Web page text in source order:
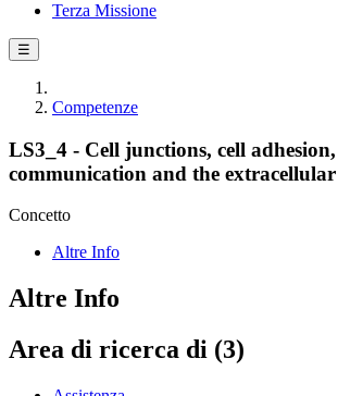
Terza Missione
☰
Competenze
LS3_4 - Cell junctions, cell adhesion,
communication and the
Concetto
Altre Info
Altre Info
Area di ricerca di (3)